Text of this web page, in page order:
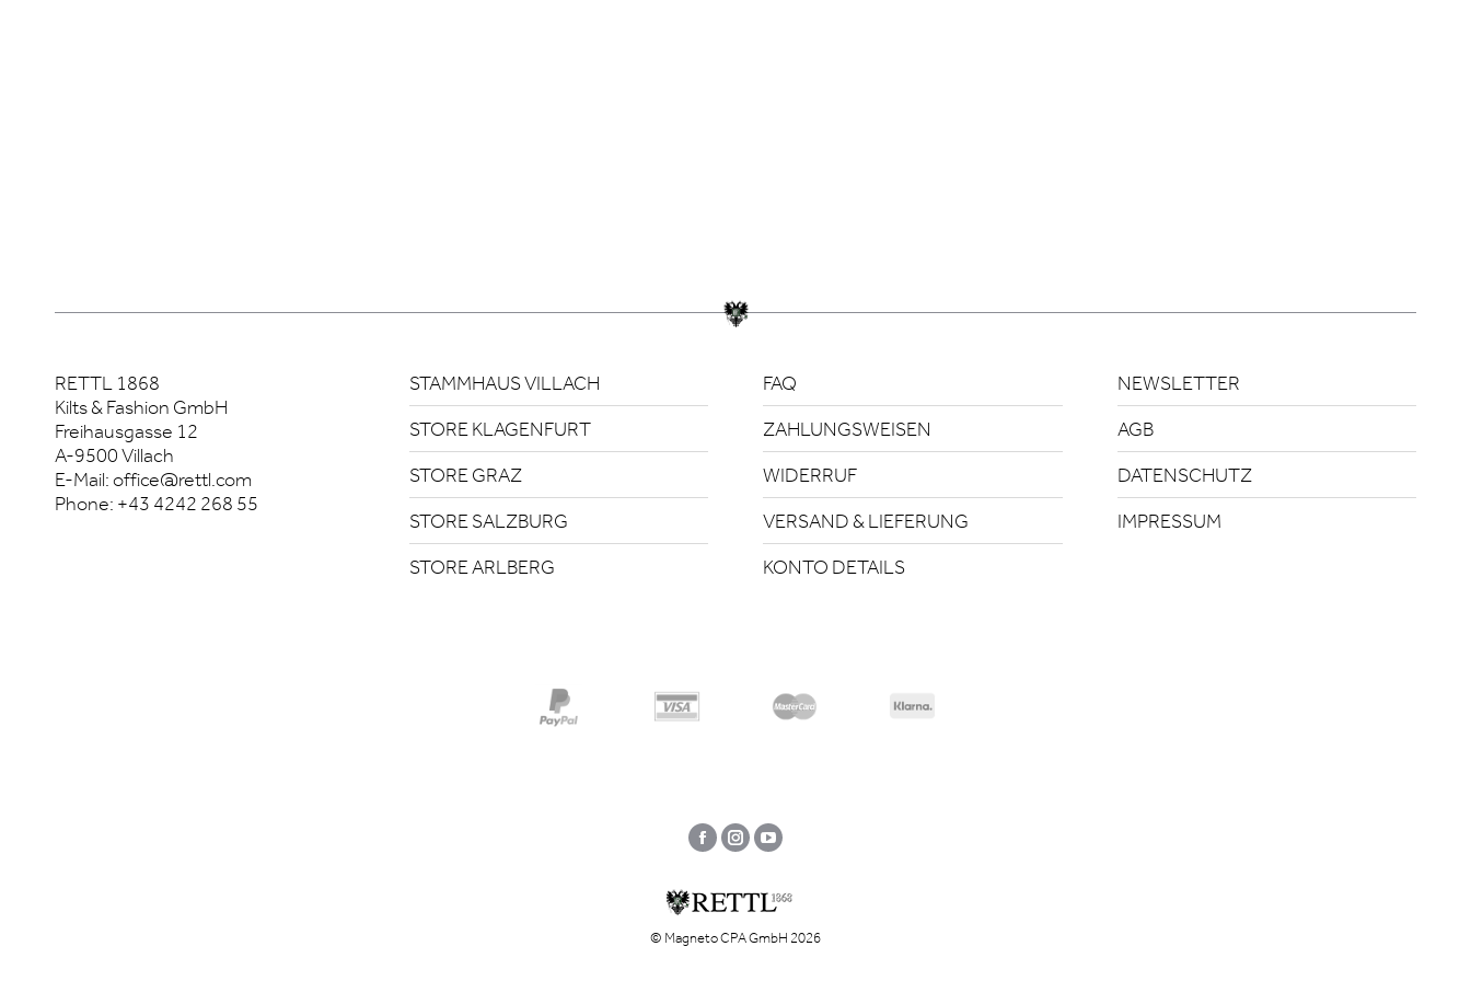
RETTL 1868
Kilts & Fashion GmbH
Freihausgasse 12
A-9500 Villach
E-Mail:office@rettl.com
Phone: +43 4242 268 55
STAMMHAUS VILLACH
STORE KLAGENFURT
STORE GRAZ
STORE SALZBURG
STORE ARLBERG
FAQ
ZAHLUNGSWEISEN
WIDERRUF
VERSAND & LIEFERUNG
KONTO DETAILS
NEWSLETTER
AGB
DATENSCHUTZ
IMPRESSUM
Facebook
InstagramYouTube
© Magneto CPA GmbH 2026